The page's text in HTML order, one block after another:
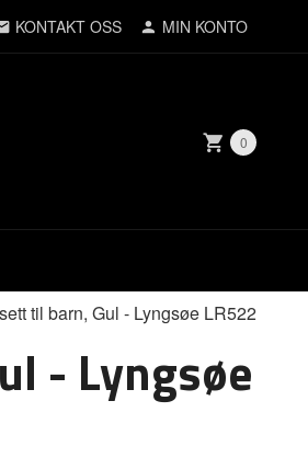
KONTAKT OSS MIN KONTO
0
til barn, Gul - Lyngsøe LR522
- Lyngsøe